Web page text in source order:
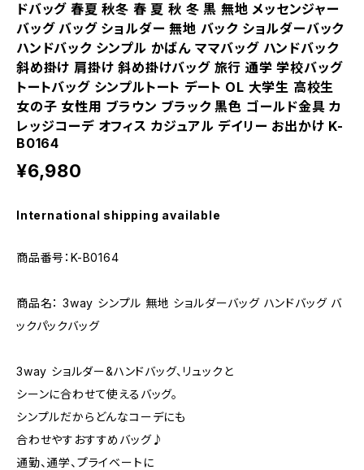
ドバッグ 春夏 秋冬 春 夏 秋 冬 黒 無地 メッセンジャー
バッグ バッグ ショルダー 無地 バック ショルダーバック
ハンドバック シンプル かばん ママバッグ ハンドバック
斜め掛け 肩掛け 斜め掛けバッグ 旅行 通学 学校バッグ
トートバッグ シンプルトート デート OL 大学生 高校生
女の子 女性用 ブラウン ブラック 黒色 ゴールド金具 カ
レッジコーデ オフィス カジュアル デイリー お出かけ K-
B0164
¥6,980
International shipping available
商品番号：K-B0164
商品名： 3way シンプル 無地 ショルダーバッグ ハンドバッグ バ
ックパックバッグ
3way ショルダー&ハンドバッグ、リュックと
シーンに合わせて使えるバッグ。
シンプルだからどんなコーデにも
合わせやすおすすめバッグ♪
通勤、通学、プライベートに